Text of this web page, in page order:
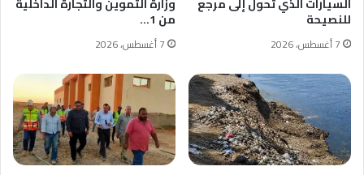
السيارات الذي تحول إلى مرجع
للنصيحة
7 أغسطس، 2026
وزارة التموين والتجارة الداخلية
من 1…
7 أغسطس، 2026